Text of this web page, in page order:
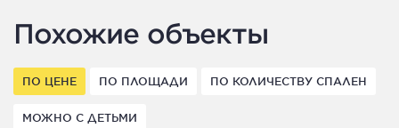
Похожие объекты
ПО ЦЕНЕ ПО ПЛОЩАДИ ПО КОЛИЧЕСТВУ СПАЛЕН
МОЖНО С ДЕТЬМИ